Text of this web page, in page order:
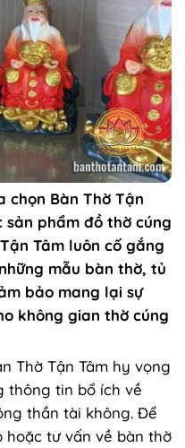
chọn Bàn Thờ Tận
sản phẩm đồ thờ cúng
Tâm luôn cố gắng
mẫu bàn thờ, tủ
bảo mang lại sự
không gian thờ cúng
Thờ Tận Tâm hy vọng
thông tin bổ ích về
thần tài không. Để
hoặc tư vấn về bàn thờ